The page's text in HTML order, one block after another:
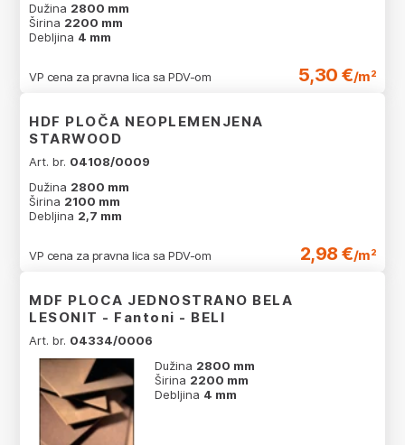
Dužina 2800 mm
Širina 2200 mm
Debljina 4 mm
VP cena za pravna lica sa PDV-om 5,30 €/m²
HDF PLOČA NEOPLEMENJENA
STARWOOD
Art. br. 04108/0009
Dužina 2800 mm
Širina 2100 mm
Debljina 2,7 mm
VP cena za pravna lica sa PDV-om 2,98 €/m²
MDF PLOCA JEDNOSTRANO BELA
LESONIT - Fantoni - BELI
Art. br. 04334/0006
Dužina 2800 mm
Širina 2200 mm
Debljina 4 mm